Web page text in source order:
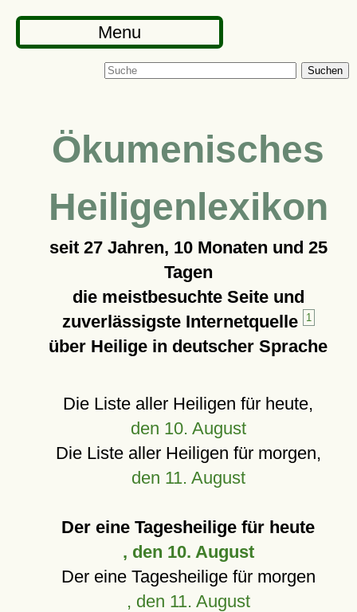
Menu
Suchen
Ökumenisches
Heiligenlexikon
seit 27 Jahren, 10 Monaten und 25
Tagen
die meistbesuchte Seite und
zuverlässigste Internetquelle
1
über Heilige in deutscher Sprache
Die Liste aller Heiligen für heute,
den 10. August
Die Liste aller Heiligen für morgen,
den 11. August
Der eine Tagesheilige für heute
, den 10. August
Der eine Tagesheilige für morgen
, den 11. August